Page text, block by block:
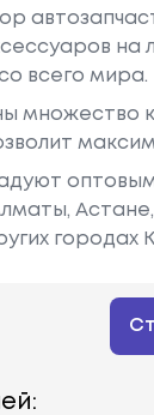
всего мира.
множество
городах